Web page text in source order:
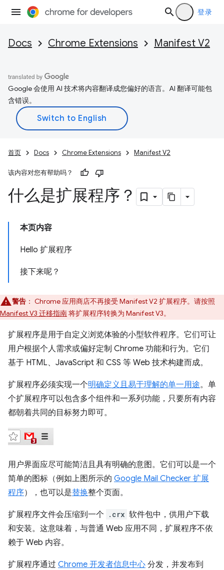
登录
Docs Chrome Extensions Manifest V2
Google 会使用 AI 技术将内容翻译成您偏好的语言。AI 翻译可能包
含错误。
首页 Docs Chrome Extensions Manifest V2
该内容对您有帮助吗？
什么是扩展程序？
本页内容
Hello 扩展程序
接下来呢？
警告 ： Chrome 应用商店不再接受 Manifest V2 扩展程序。请按照
Manifest V3 迁移指南将扩展程序转换为 Manifest V3。
扩展程序是用于自定义浏览体验的小型软件程序。它们可让
用户根据个人需求或偏好定制 Chrome 功能和行为。它们
基于 HTML、JavaScript 和 CSS 等 Web 技术构建而成。
扩展程序必须实现一个明确定义且易于理解的单一用途。单
个扩展程序可以包含多个组件和一系列功能，只要所有内容
都朝着共同的目标努力即可。
用户界面应尽可能简洁且具有明确的意图。它们可以是一个
简单的图标（例如上图所示的 Google Mail Checker 扩展
程序），也可以是替换整个页面。
扩展程序文件会压缩到一个 .crx 软件包中，供用户下载
和安装。这意味着，与普通 Web 应用不同，扩展程序不依
赖于 Web 内容。
扩展程序通过 Chrome 开发者信息中心 分发，并发布到